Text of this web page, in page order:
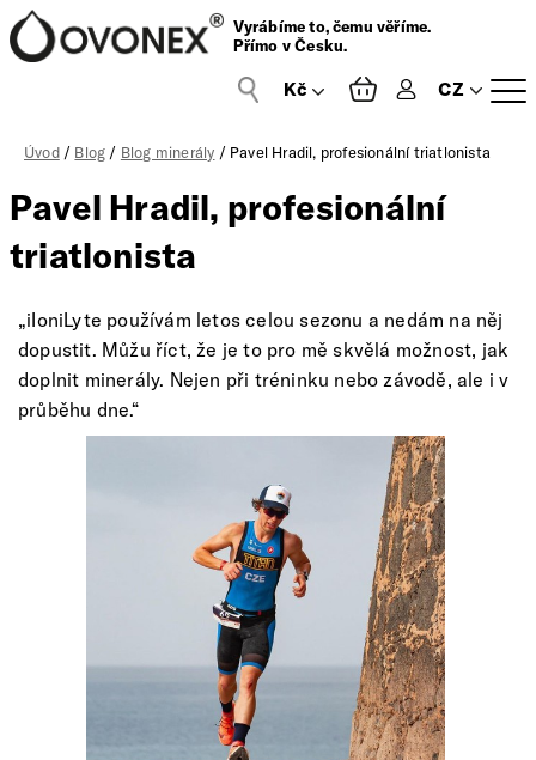
Vyrábíme to, čemu věříme.
Přímo v Česku.
CZ
Úvod/ Blog / Blog minerály / Pavel Hradil, profesionální triatlonista
Pavel Hradil, profesionální
triatlonista
„iIoniLyte používám letos celou sezonu a nedám na něj
dopustit. Můžu říct, že je to pro mě skvělá možnost, jak
doplnit minerály. Nejen při tréninku nebo závodě, ale i v
průběhu dne.“